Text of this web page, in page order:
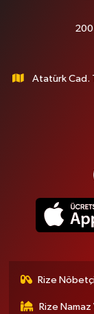
Atatürk Cad.
Rize
Rize